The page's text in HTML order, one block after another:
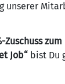
unserer
Zuschuss zum
Job“ bist Du